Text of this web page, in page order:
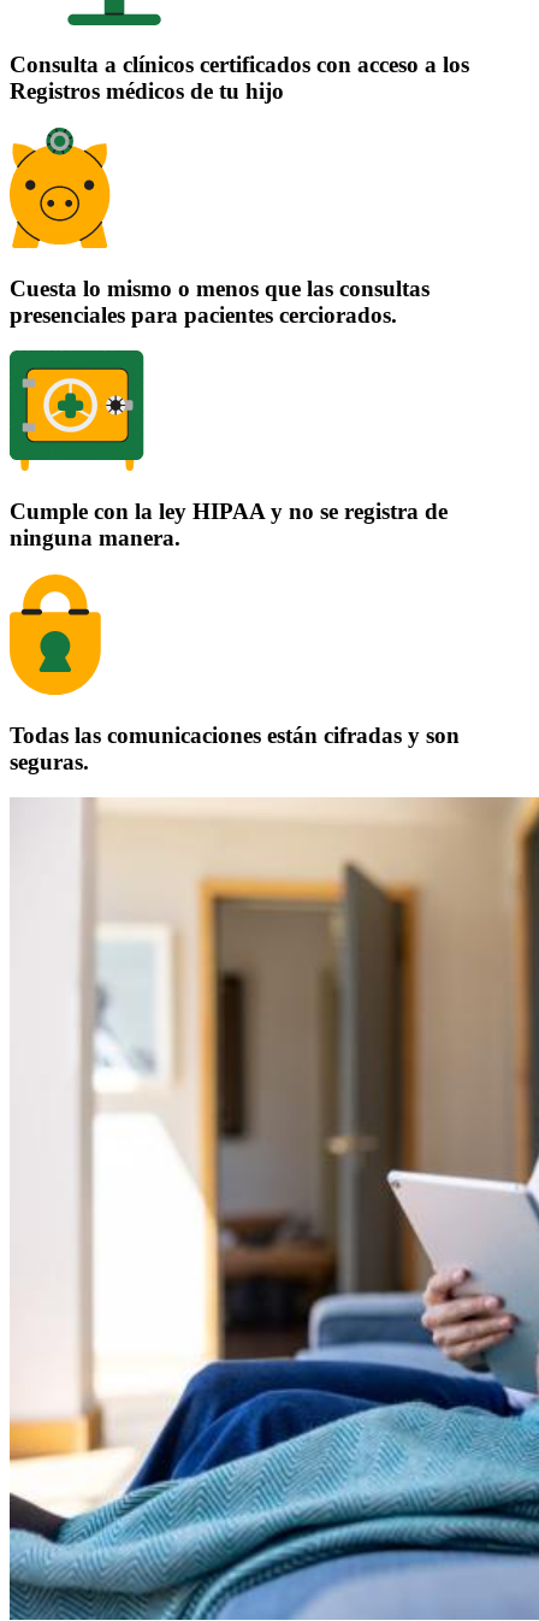
Consulta a clínicos certificados con acceso a los
Registros médicos de tu hijo
Cuesta lo mismo o menos que las consultas
presenciales para pacientes cerciorados.
Cumple con la ley HIPAA y no se registra de
ninguna manera.
Todas las comunicaciones están cifradas y son
seguras.